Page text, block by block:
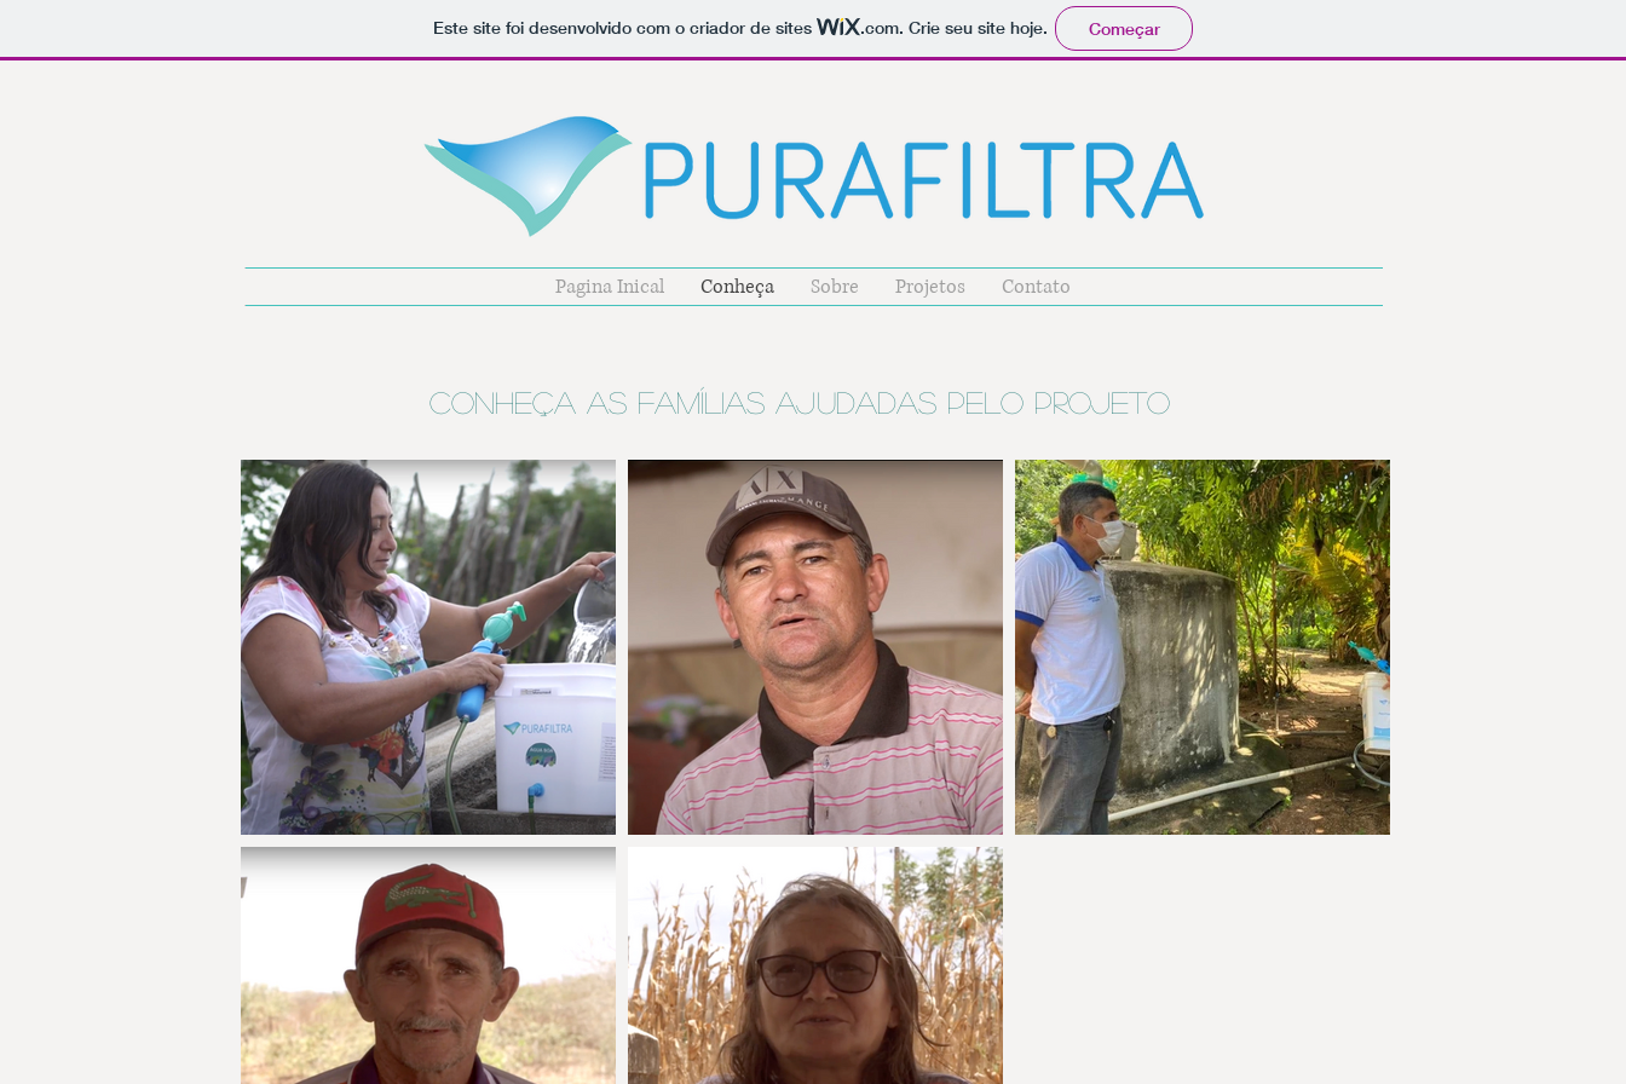
Este site foi desenvolvido com o criador de sites .com. Crie seu site hoje. Começar
Pagina Inical Conheça Sobre Projetos Contato
Conheça as famílias ajudadas pelo projeto